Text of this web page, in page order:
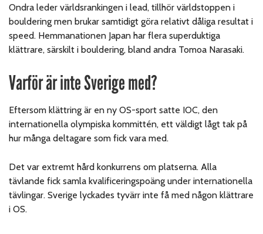
Ondra leder världsrankingen i lead, tillhör världstoppen i
bouldering men brukar samtidigt göra relativt dåliga resultat i
speed. Hemmanationen Japan har flera superduktiga
klättrare, särskilt i bouldering, bland andra Tomoa Narasaki.
Varför är inte Sverige med?
Eftersom klättring är en ny OS-sport satte IOC, den
internationella olympiska kommittén, ett väldigt lågt tak på
hur många deltagare som fick vara med.
Det var extremt hård konkurrens om platserna. Alla
tävlande fick samla kvalificeringspoäng under internationella
tävlingar. Sverige lyckades tyvärr inte få med någon klättrare
i OS.